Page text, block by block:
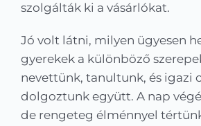
szolgálták ki a vásárlókat.
Jó volt látni, milyen ügyesen
gyerekek a különböző
nevettünk, tanultunk, és igazi
dolgoztunk együtt. A nap
de rengeteg élménnyel